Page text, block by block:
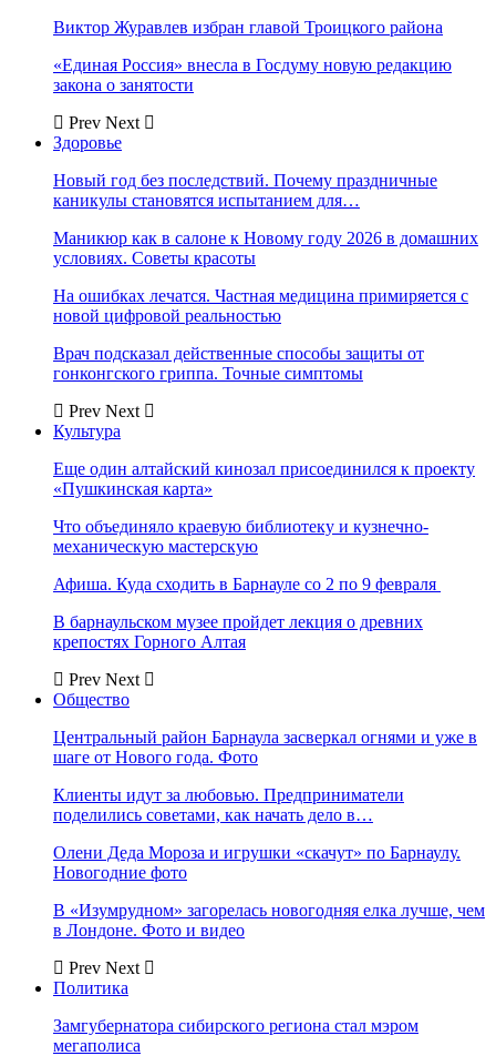
Виктор Журавлев избран главой Троицкого района
«Единая Россия» внесла в Госдуму новую редакцию
закона о занятости
Prev Next
Здоровье
Новый год без последствий. Почему праздничные
каникулы становятся испытанием для…
Маникюр как в салоне к Новому году 2026 в домашних
условиях. Советы красоты
На ошибках лечатся. Частная медицина примиряется с
новой цифровой реальностью
Врач подсказал действенные способы защиты от
гонконгского гриппа. Точные симптомы
Prev Next
Культура
Еще один алтайский кинозал присоединился к проекту
«Пушкинская карта»
Что объединяло краевую библиотеку и кузнечно-
механическую мастерскую
Афиша. Куда сходить в Барнауле со 2 по 9 февраля
В барнаульском музее пройдет лекция о древних
крепостях Горного Алтая
Prev Next
Общество
Центральный район Барнаула засверкал огнями и уже в
шаге от Нового года. Фото
Клиенты идут за любовью. Предприниматели
поделились советами, как начать дело в…
Олени Деда Мороза и игрушки «скачут» по Барнаулу.
Новогодние фото
В «Изумрудном» загорелась новогодняя елка лучше, чем
в Лондоне. Фото и видео
Prev Next
Политика
Замгубернатора сибирского региона стал мэром
мегаполиса